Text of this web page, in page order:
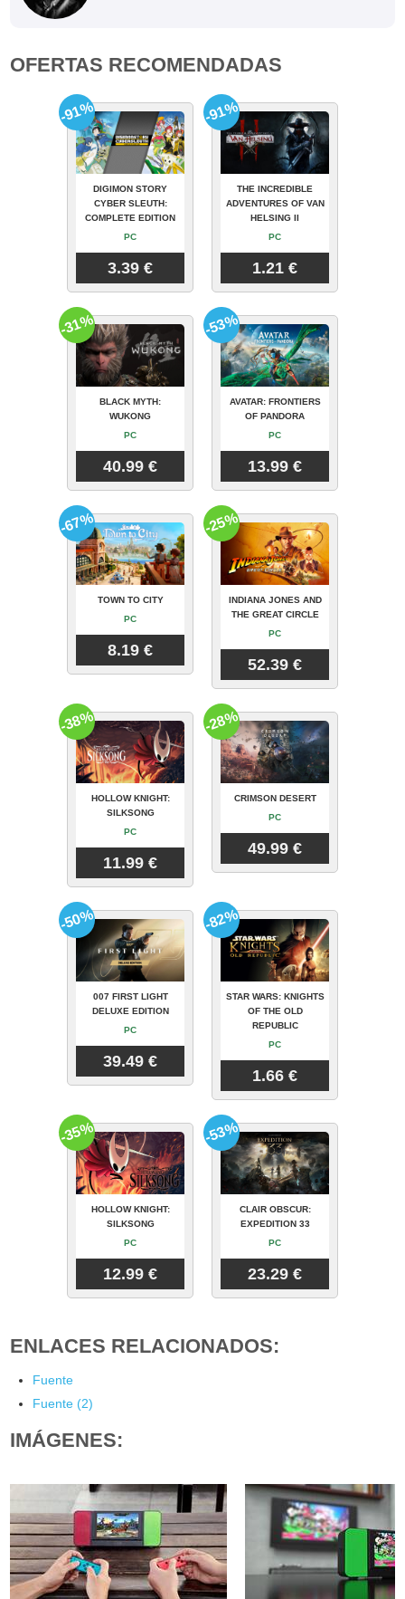
OFERTAS RECOMENDADAS
DIGIMON STORY
CYBER SLEUTH:
COMPLETE EDITION
PC
3.39 €
-91%
THE INCREDIBLE
ADVENTURES OF VAN
HELSING II
PC
1.21 €
-91%
BLACK MYTH:
WUKONG
PC
40.99 €
-31%
AVATAR: FRONTIERS
OF PANDORA
PC
13.99 €
-53%
TOWN TO CITY
PC
8.19 €
-67%
INDIANA JONES AND
THE GREAT CIRCLE
PC
52.39 €
-25%
HOLLOW KNIGHT:
SILKSONG
PC
11.99 €
-38%
CRIMSON DESERT
PC
49.99 €
-28%
007 FIRST LIGHT
DELUXE EDITION
PC
39.49 €
-50%
STAR WARS: KNIGHTS
OF THE OLD
REPUBLIC
PC
1.66 €
-82%
HOLLOW KNIGHT:
SILKSONG
PC
12.99 €
-35%
CLAIR OBSCUR:
EXPEDITION 33
PC
23.29 €
-53%
ENLACES RELACIONADOS:
Fuente
Fuente (2)
IMÁGENES: